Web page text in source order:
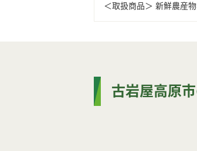
＜取扱商品＞ 新鮮農産物
古岩屋高原